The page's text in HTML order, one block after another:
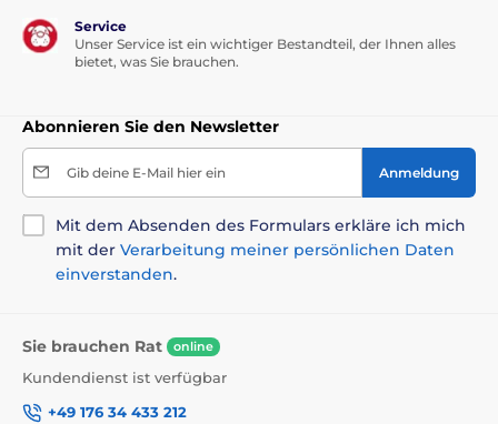
Service
Unser Service ist ein wichtiger Bestandteil, der Ihnen alles
bietet, was Sie brauchen.
Abonnieren Sie den Newsletter
Gib deine E-Mail hier ein Anmeldung
Mit dem Absenden des Formulars erkläre ich mich
mit der Verarbeitung meiner persönlichen Daten
einverstanden.
Sie brauchen Rat online
Kundendienst ist verfügbar
+49 176 34 433 212